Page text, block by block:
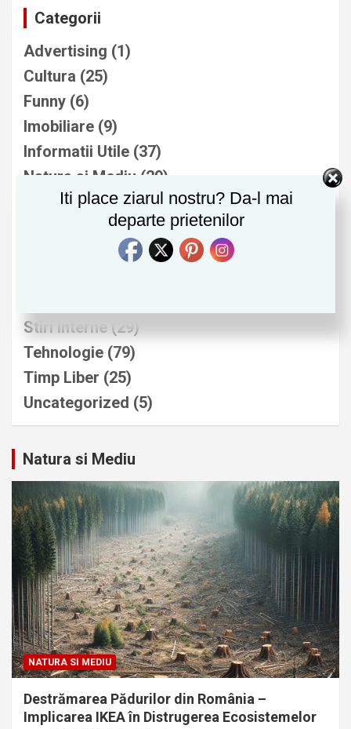
Categorii
Advertising (1)
Cultura (25)
Funny (6)
Imobiliare (9)
Informatii Utile (37)
Natura si Mediu (29)
Noutati (278)
(80)
(37)
Stiri Interne (29)
Tehnologie (79)
Timp Liber (25)
Uncategorized (5)
Natura si Mediu
NATURA SI MEDIU
Destrămarea Pădurilor din România –
Implicarea IKEA în Distrugerea Ecosistemelor
Iti place ziarul nostru? Da-l mai
departe prietenilor